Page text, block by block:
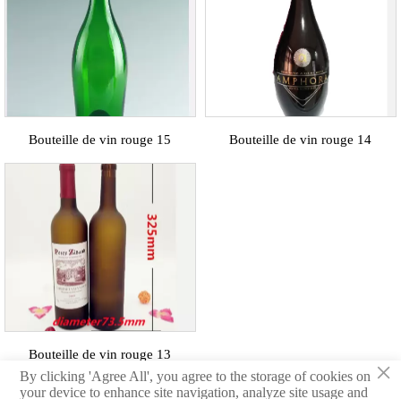
Bouteille de vin rouge 15 Bouteille de vin rouge 14
Bouteille de vin rouge 13
×
By clicking 'Agree All', you agree to the storage of cookies on
your device to enhance site navigation, analyze site usage and